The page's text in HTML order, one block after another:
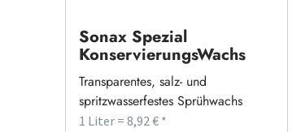
Sonax Spezial
KonservierungsWachs
Transparentes, salz- und
spritzwasserfestes Sprühwachs
1 Liter = 8,92 € *